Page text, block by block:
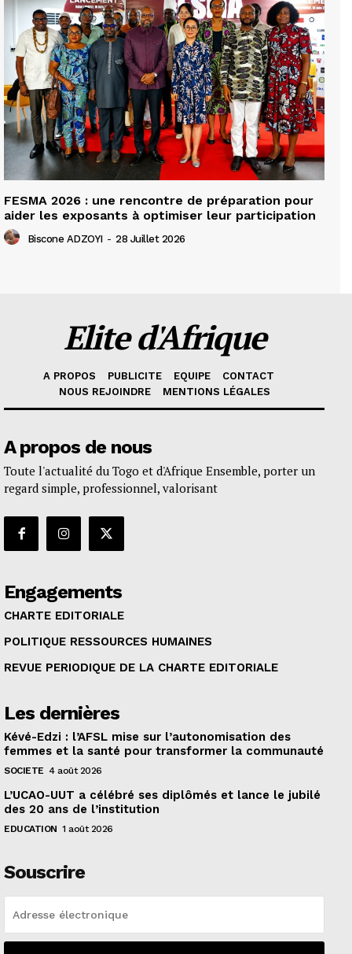
FESMA 2026 : une rencontre de préparation pour
aider les exposants à optimiser leur participation
Biscone ADZOYI - 28 Juillet 2026
Elite d'Afrique
A PROPOS PUBLICITE EQUIPE
CONTACT
NOUS REJOINDRE
MENTIONS LÉGALES
A propos de nous
Toute l'actualité du Togo et d'Afrique Ensemble, porter un
regard simple, professionnel, valorisant
Engagements
CHARTE EDITORIALE
POLITIQUE RESSOURCES HUMAINES
REVUE PERIODIQUE DE LA CHARTE EDITORIALE
Les dernières
Kévé-Edzi : l’AFSL mise sur l’autonomisation des
femmes et la santé pour transformer la communauté
SOCIETE 4 août 2026
L’UCAO-UUT a célébré ses diplômés et lance le jubilé
des 20 ans de l’institution
EDUCATION 1 août 2026
Souscrire